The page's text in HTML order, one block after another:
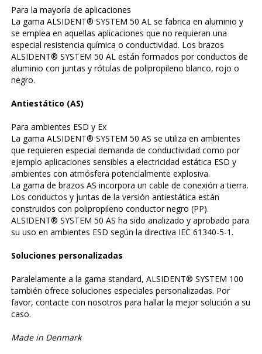
Para la mayoría de aplicaciones
La gama ALSIDENT® SYSTEM 50 AL se fabrica en aluminio y
se emplea en aquellas aplicaciones que no requieran una
especial resistencia química o conductividad. Los brazos
ALSIDENT® SYSTEM 50 AL están formados por conductos de
aluminio con juntas y rótulas de polipropileno blanco, rojo o
negro.
Antiestático (AS)
Para ambientes ESD y Ex
La gama ALSIDENT® SYSTEM 50 AS se utiliza en ambientes
que requieren especial demanda de conductividad como por
ejemplo aplicaciones sensibles a electricidad estática ESD y
ambientes con atmósfera potencialmente explosiva.
La gama de brazos AS incorpora un cable de conexión a tierra.
Los conductos y juntas de la versión antiestática están
construidos con polipropileno conductor negro (PP).
ALSIDENT® SYSTEM 50 AS ha sido analizado y aprobado para
su uso en ambientes ESD según la directiva IEC 61340-5-1.
Soluciones personalizadas
Paralelamente a la gama standard, ALSIDENT® SYSTEM 100
también ofrece soluciones especiales personalizadas. Por
favor, contacte con nosotros para hallar la mejor solución a su
caso.
Made in Denmark